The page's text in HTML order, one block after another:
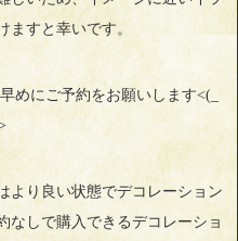
ますと幸いです。
めにご予約をお願いします<(_
より良い状態でデコレーション
なしで購入できるデコレーショ